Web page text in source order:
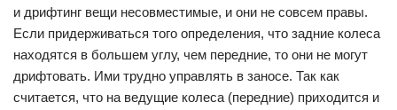
и дрифтинг вещи несовместимые, и они не совсем правы.
Если придерживаться того определения, что задние колеса
находятся в большем углу, чем передние, то они не могут
дрифтовать. Ими трудно управлять в заносе. Так как
считается, что на ведущие колеса (передние) приходится и